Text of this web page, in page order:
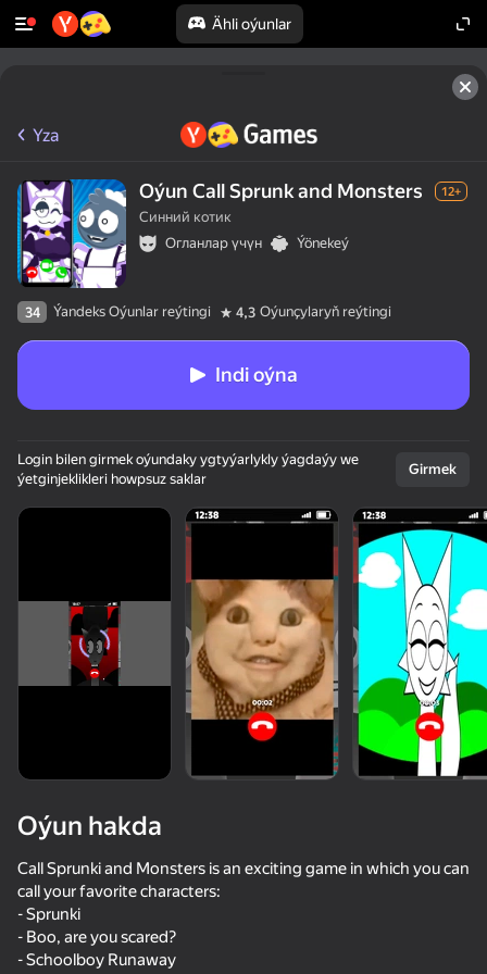
Ähli oýunlar
Yza
Oýun Call Sprunk and Monsters 12+
Синний котик
Огланлар үчүн
Ýönekeý
34 Ýandeks Oýunlar reýtingi 4,3 Oýunçylaryň reýtingi
Indi oýna
Login bilen girmek oýundaky ygtyýarlykly ýagdaýy we
ýetginjeklikleri howpsuz saklar
Girmek
Oýun hakda
Call Sprunki and Monsters is an exciting game in which you can
call your favorite characters:
- Sprunki
- Boo, are you scared?
- Schoolboy Runaway